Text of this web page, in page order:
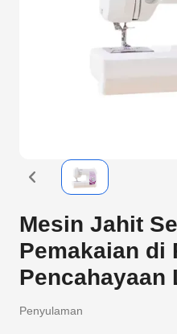
Mesin Jahit
Pemakaian di
Pencahayaan
Penyulaman